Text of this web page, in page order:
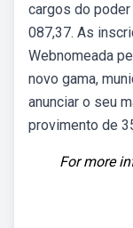
cargos do
087,37. As
Webnomeada
novo gama,
anunciar o seu
provimento de
For more